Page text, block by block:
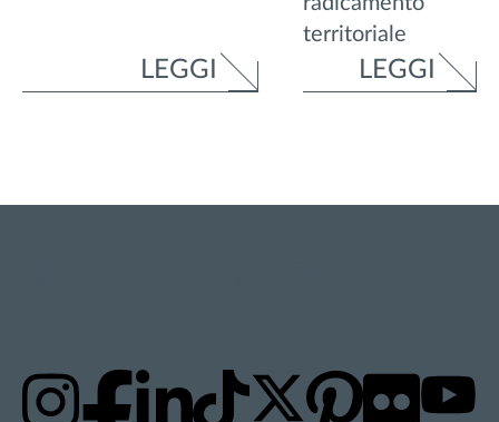
LEGGI
territoriale
LEGGI